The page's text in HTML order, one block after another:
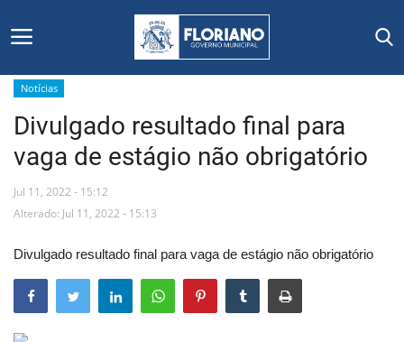
Início
Editais
Floriano
Secretarias e Órgãos
Mural de Licitações
Notícias
Divulgado resultado final para
vaga de estágio não obrigatório
Jul 11, 2022 - 15:12
Alterado: Jul 11, 2022 - 15:13
Divulgado resultado final para vaga de estágio não obrigatório